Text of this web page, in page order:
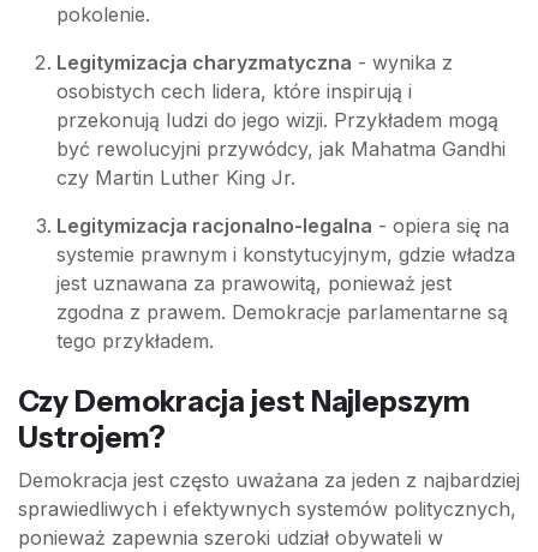
pokolenie.
Legitymizacja charyzmatyczna - wynika z
osobistych cech lidera, które inspirują i
przekonują ludzi do jego wizji. Przykładem mogą
być rewolucyjni przywódcy, jak Mahatma Gandhi
czy Martin Luther King Jr.
Legitymizacja racjonalno-legalna - opiera się na
systemie prawnym i konstytucyjnym, gdzie władza
jest uznawana za prawowitą, ponieważ jest
zgodna z prawem. Demokracje parlamentarne są
tego przykładem.
Czy Demokracja jest Najlepszym
Ustrojem?
Demokracja jest często uważana za jeden z najbardziej
sprawiedliwych i efektywnych systemów politycznych,
ponieważ zapewnia szeroki udział obywateli w